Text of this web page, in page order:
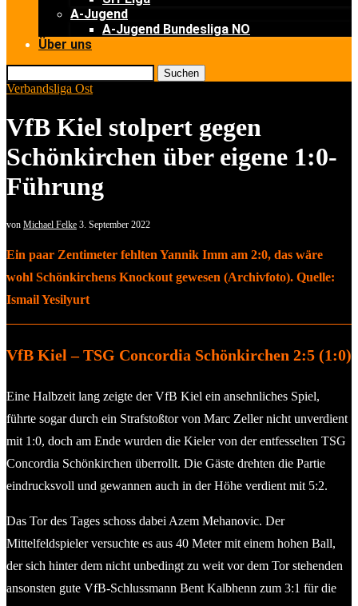
A-Jugend
A-Jugend Bundesliga NO
Über uns
Suchen
Verbandsliga Ost
VfB Kiel stolpert gegen
Schönkirchen über eigene 1:0-
Führung
von Michael Felke 3. September 2022
Ein paar Zentimeter fehlten Yannik Imm am 2:0, das wäre
wohl Schönkirchens Knockout gewesen (Archivfoto). Quelle:
Ismail Yesilyurt
VfB Kiel – TSG Concordia Schönkirchen 2:5 (1:0)
Eine Halbzeit lang zeigte der VfB Kiel ein ansehnliches Spiel,
führte sogar durch ein Strafstoßtor von Marc Zeller nicht unverdient
mit 1:0, doch am Ende wurden die Kieler von der entfesselten TSG
Concordia Schönkirchen überrollt. Die Gäste drehten die Partie
eindrucksvoll und gewannen auch in der Höhe verdient mit 5:2.
Das Tor des Tages schoss dabei Azem Mehanovic. Der
Mittelfeldspieler versuchte es aus 40 Meter mit einem hohen Ball,
der sich hinter dem nicht unbedingt zu weit vor dem Tor stehenden
ansonsten gute VfB-Schlussmann Bent Kalbhenn zum 3:1 für die